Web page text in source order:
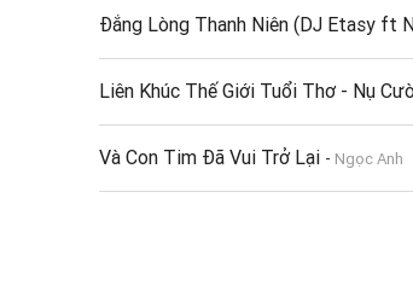
Đắng Lòng Thanh Niên (DJ Etasy ft
Liên Khúc Thế Giới Tuổi Thơ - Nụ
Và Con Tim Đã Vui Trở Lại - Ngọc Anh